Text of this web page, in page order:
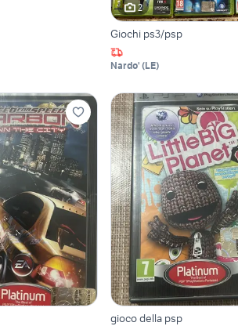
2
Giochi ps3/psp
Nardo' (LE)
gioco della psp